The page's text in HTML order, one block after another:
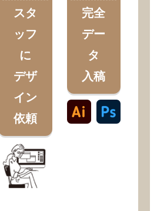
スタ
ッフ
に
デザ
イン
依頼
完全
デー
タ
入稿